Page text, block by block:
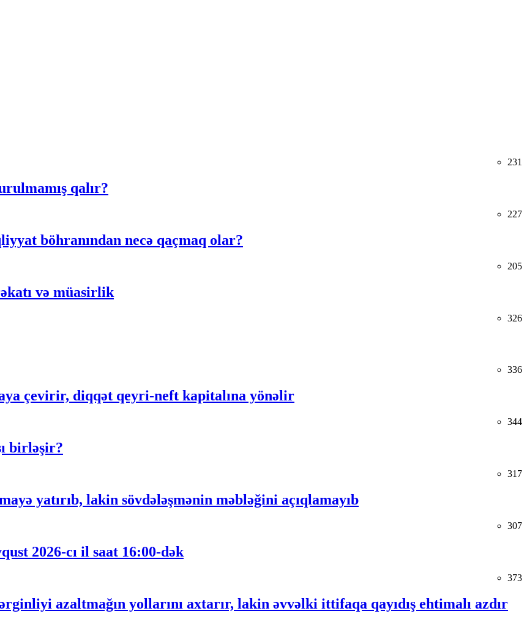
231
qalır?
227
böhranından necə qaçmaq olar?
205
və müasirlik
326
336
çevirir, diqqət qeyri-neft kapitalına yönəlir
344
birləşir?
317
yatırıb, lakin sövdələşmənin məbləğini açıqlamayıb
307
2026-cı il saat 16:00-dək
373
azaltmağın yollarını axtarır, lakin əvvəlki ittifaqa qayıdış ehtimalı azdır